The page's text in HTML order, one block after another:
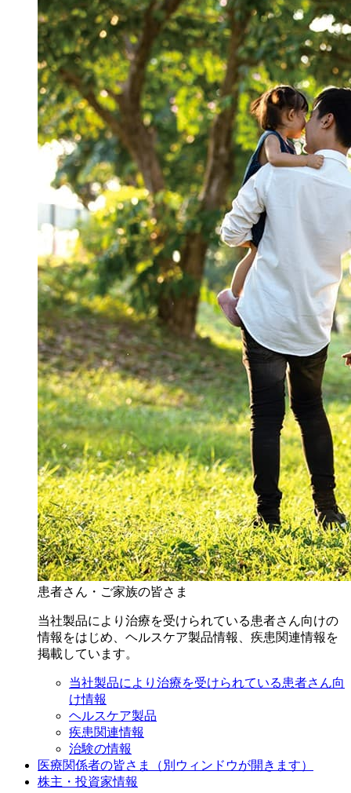
患者さん・ご家族の皆さま
当社製品により治療を受けられている患者さん向けの
情報をはじめ、ヘルスケア製品情報、疾患関連情報を
掲載しています。
当社製品により治療を受けられている患者さん向
け情報
ヘルスケア製品
疾患関連情報
治験の情報
医療関係者の皆さま
（別ウィンドウが開きます）
株主・投資家情報